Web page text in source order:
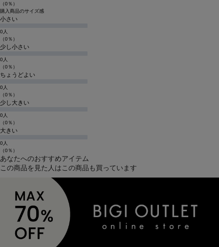
（0％）
購入商品のサイズ感
小さい
0人
（0％）
少し小さい
0人
（0％）
ちょうどよい
0人
（0％）
少し大きい
0人
（0％）
大きい
0人
（0％）
あなたへのおすすめアイテム
この商品を見た人はこの商品も買っています